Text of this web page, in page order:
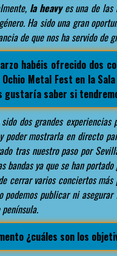
la heavyes una de las
Ha sido una gran
de que nos ha servido de
habéis ofrecido dos
Metal Fest en la
gustaría saber si
dos grandes experiencias
poder mostrarla en directo
tras nuestro paso por
bandas ya que se han
cerrar varios conciertos más
podemos publicar ni
¿cuáles son los